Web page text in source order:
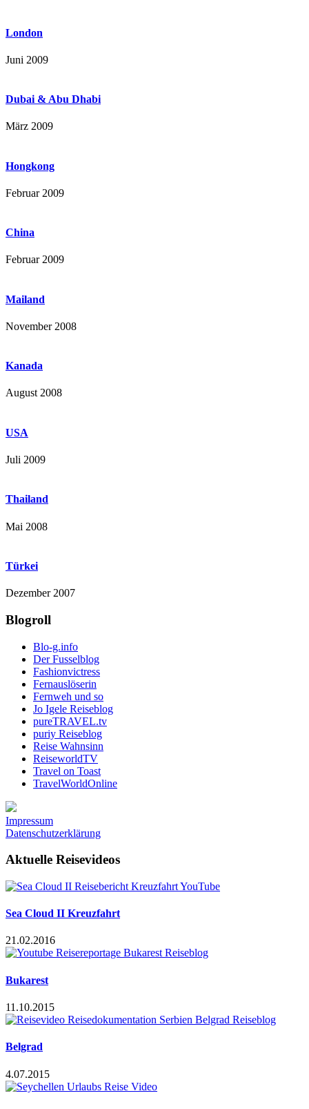
London
Juni 2009
Dubai & Abu Dhabi
März 2009
Hongkong
Februar 2009
China
Februar 2009
Mailand
November 2008
Kanada
August 2008
USA
Juli 2009
Thailand
Mai 2008
Türkei
Dezember 2007
Blogroll
Blo-g.info
Der Fusselblog
Fashionvictress
Fernauslöserin
Fernweh und so
Jo Igele Reiseblog
pureTRAVEL.tv
puriy Reiseblog
Reise Wahnsinn
ReiseworldTV
Travel on Toast
TravelWorldOnline
Impressum
Datenschutzerklärung
Aktuelle Reisevideos
Sea Cloud II Kreuzfahrt
21.02.2016
Bukarest
11.10.2015
Belgrad
4.07.2015